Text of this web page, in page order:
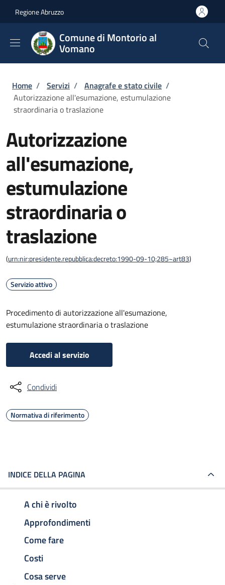
Regione Abruzzo
Comune di Montorio al
Vomano
Briciole di pane
Home / Servizi / Anagrafe e stato civile /
Autorizzazione all'esumazione, estumulazione
straordinaria o traslazione
Autorizzazione
all'esumazione,
estumulazione
straordinaria o
traslazione
(urn:nir:presidente.repubblica:decreto:1990-09-10;285~art83)
Servizio attivo
Procedimento di autorizzazione all'esumazione,
estumulazione straordinaria o traslazione
Accedi al servizio
Condividi
Normativa di riferimento
INDICE DELLA PAGINA
A chi è rivolto
Approfondimenti
Come fare
Costi
Cosa serve